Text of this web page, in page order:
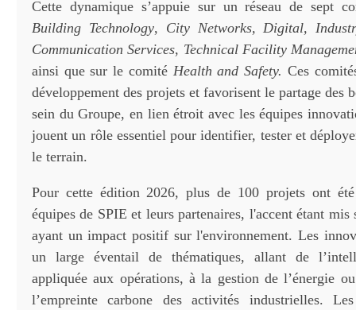
Cette dynamique s’appuie sur un réseau de sept
Building Technology, City Networks, Digital,
Communication Services, Technical Facility
ainsi que sur le comité Health and Safety. Ces
développement des projets et favorisent le partage des
sein du Groupe, en lien étroit avec les équipes
jouent un rôle essentiel pour identifier, tester et
le terrain.
Pour cette édition 2026, plus de 100 projets ont été
équipes de SPIE et leurs partenaires, l'accent étant
ayant un impact positif sur l'environnement. Les
un large éventail de thématiques, allant de
appliquée aux opérations, à la gestion de l’énergie
l’empreinte carbone des activités industrielles.